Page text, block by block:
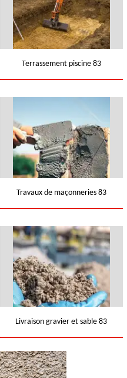
Terrassement piscine 83
Travaux de maçonneries 83
Livraison gravier et sable 83